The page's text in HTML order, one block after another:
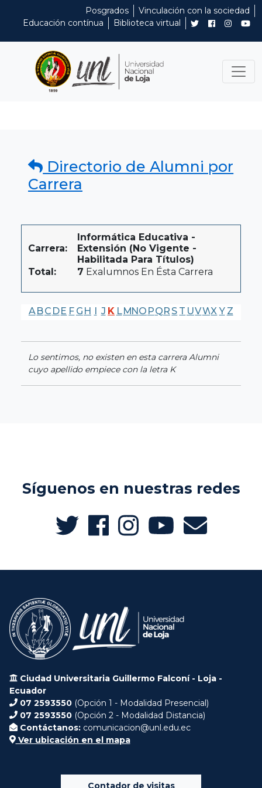
Posgrados
Vinculación con la sociedad
Educación contínua
Biblioteca virtual
Directorio de Alumni por
Carrera
Carrera:
Informática Educativa -
Extensión (No Vigente -
Habilitada Para Títulos)
Total:
7 Exalumnos En Ésta Carrera
A BC DE F G H I J K LMNO PQR S T UVWX Y Z
Lo sentimos, no existen en esta carrera Alumni
cuyo apellido empiece con la letra K
Síguenos en nuestras redes
Ciudad Universitaria Guillermo Falconí - Loja -
Ecuador
07 2593550 (Opción 1 - Modalidad Presencial)
07 2593550 (Opción 2 - Modalidad Distancia)
Contáctanos: comunicacion@unl.edu.ec
Ver ubicación en el mapa
Contador de visitas